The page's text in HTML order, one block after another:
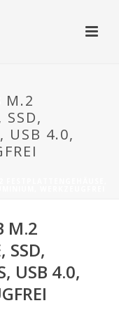
M.2
SSD,
USB 4.0,
M.2
SSD,
USB 4.0,